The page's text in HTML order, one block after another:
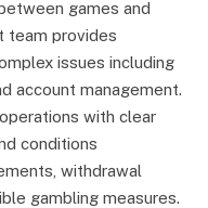
games and
team provides
issues including
account management.
with clear
conditions
withdrawal
gambling measures.